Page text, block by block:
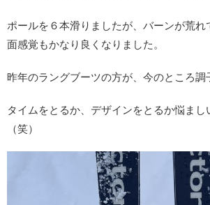
ポールを６本滑りましたが、バーンが荒
面感覚もかなり良くなりました。
昨年のラングブーツの方が、今のところ調
タイムをとるか、デザインをとるか悩まし
（笑）